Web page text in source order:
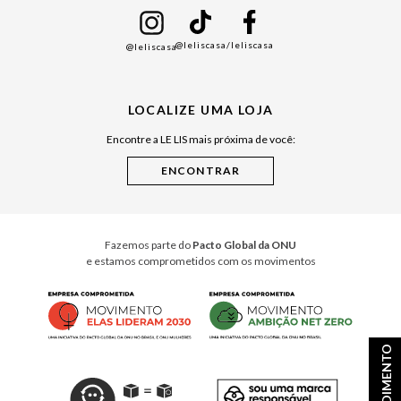
Cuidados Casa
@leliscasa@leliscasa/leliscasa
LOCALIZE UMA LOJA
Encontre a LE LIS mais próxima de você:
Fazemos parte do Pacto Global da ONU
e estamos comprometidos com os movimentos